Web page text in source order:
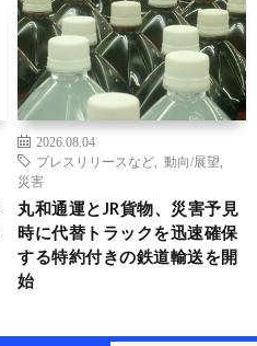
2026.08.04
プレスリリースなど
動向/展望
災害
丸和通運とJR貨物、災害予見
時に代替トラックを迅速確保
する特約付きの鉄道輸送を開
始